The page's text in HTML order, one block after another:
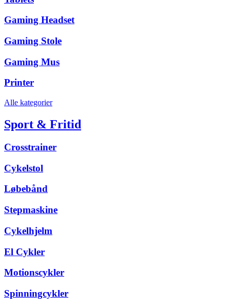
Gaming Headset
Gaming Stole
Gaming Mus
Printer
Alle kategorier
Sport & Fritid
Crosstrainer
Cykelstol
Løbebånd
Stepmaskine
Cykelhjelm
El Cykler
Motionscykler
Spinningcykler